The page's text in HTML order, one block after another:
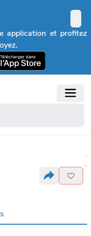
application et profitez